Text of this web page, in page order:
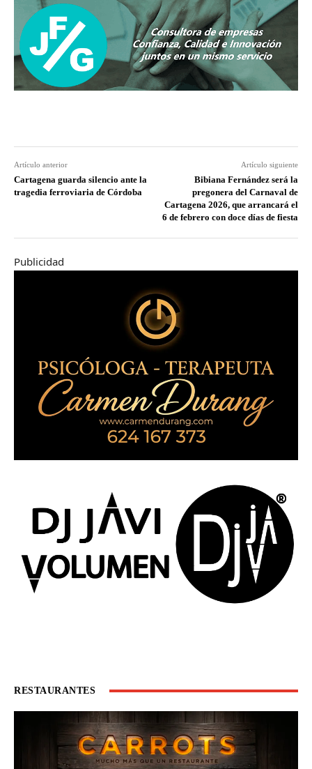
Artículo anterior
Cartagena guarda silencio ante la
tragedia ferroviaria de Córdoba
Artículo siguiente
Bibiana Fernández será la
pregonera del Carnaval de
Cartagena 2026, que arrancará el
6 de febrero con doce días de fiesta
Publicidad
RESTAURANTES